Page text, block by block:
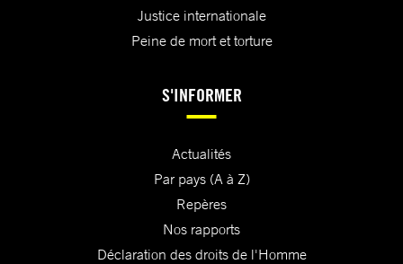
Justice internationale
Peine de mort et torture
S'INFORMER
Actualités
Par pays (A à Z)
Repères
Nos rapports
Déclaration des droits de l'Homme